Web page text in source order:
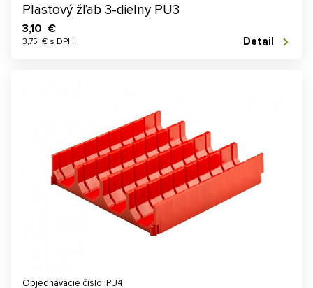
Plastový žľab 3-dielny PU3
3,10 €
3,75 € s DPH Detail
Objednávacie číslo: PU4